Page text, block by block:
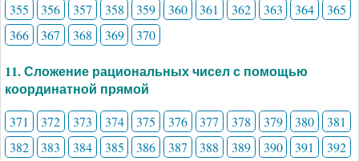
355
356 357 358 359 360 361 362 363 364
365
366
367 368 369 370
11. Сложение рациональных чисел с помощью
координатной прямой
371 372 373 374 375 376 377 378 379 380
381
382
383 384 385 386 387 388 389 390 391
392